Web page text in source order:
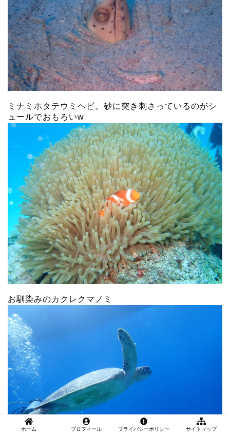
ミナミホタテウミヘビ。砂に突き刺さっているのがシ
ュールでおもろいw
お馴染みのカクレクマノミ
ホーム プロフィール プライバシーポリシー サイトマップ